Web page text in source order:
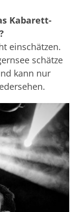
Kabarett-
einschätzen.
schätze
kann nur